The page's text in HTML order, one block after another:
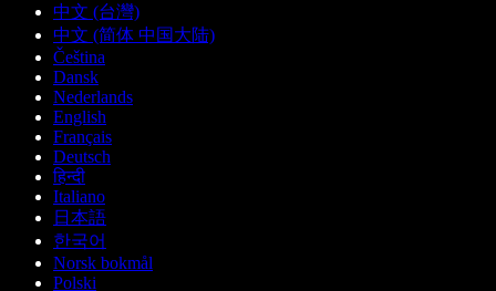
中文 (台灣)
中文 (简体 中国大陆)
Čeština
Dansk
Nederlands
English
Français
Deutsch
हिन्दी
Italiano
日本語
한국어
Norsk bokmål
Polski